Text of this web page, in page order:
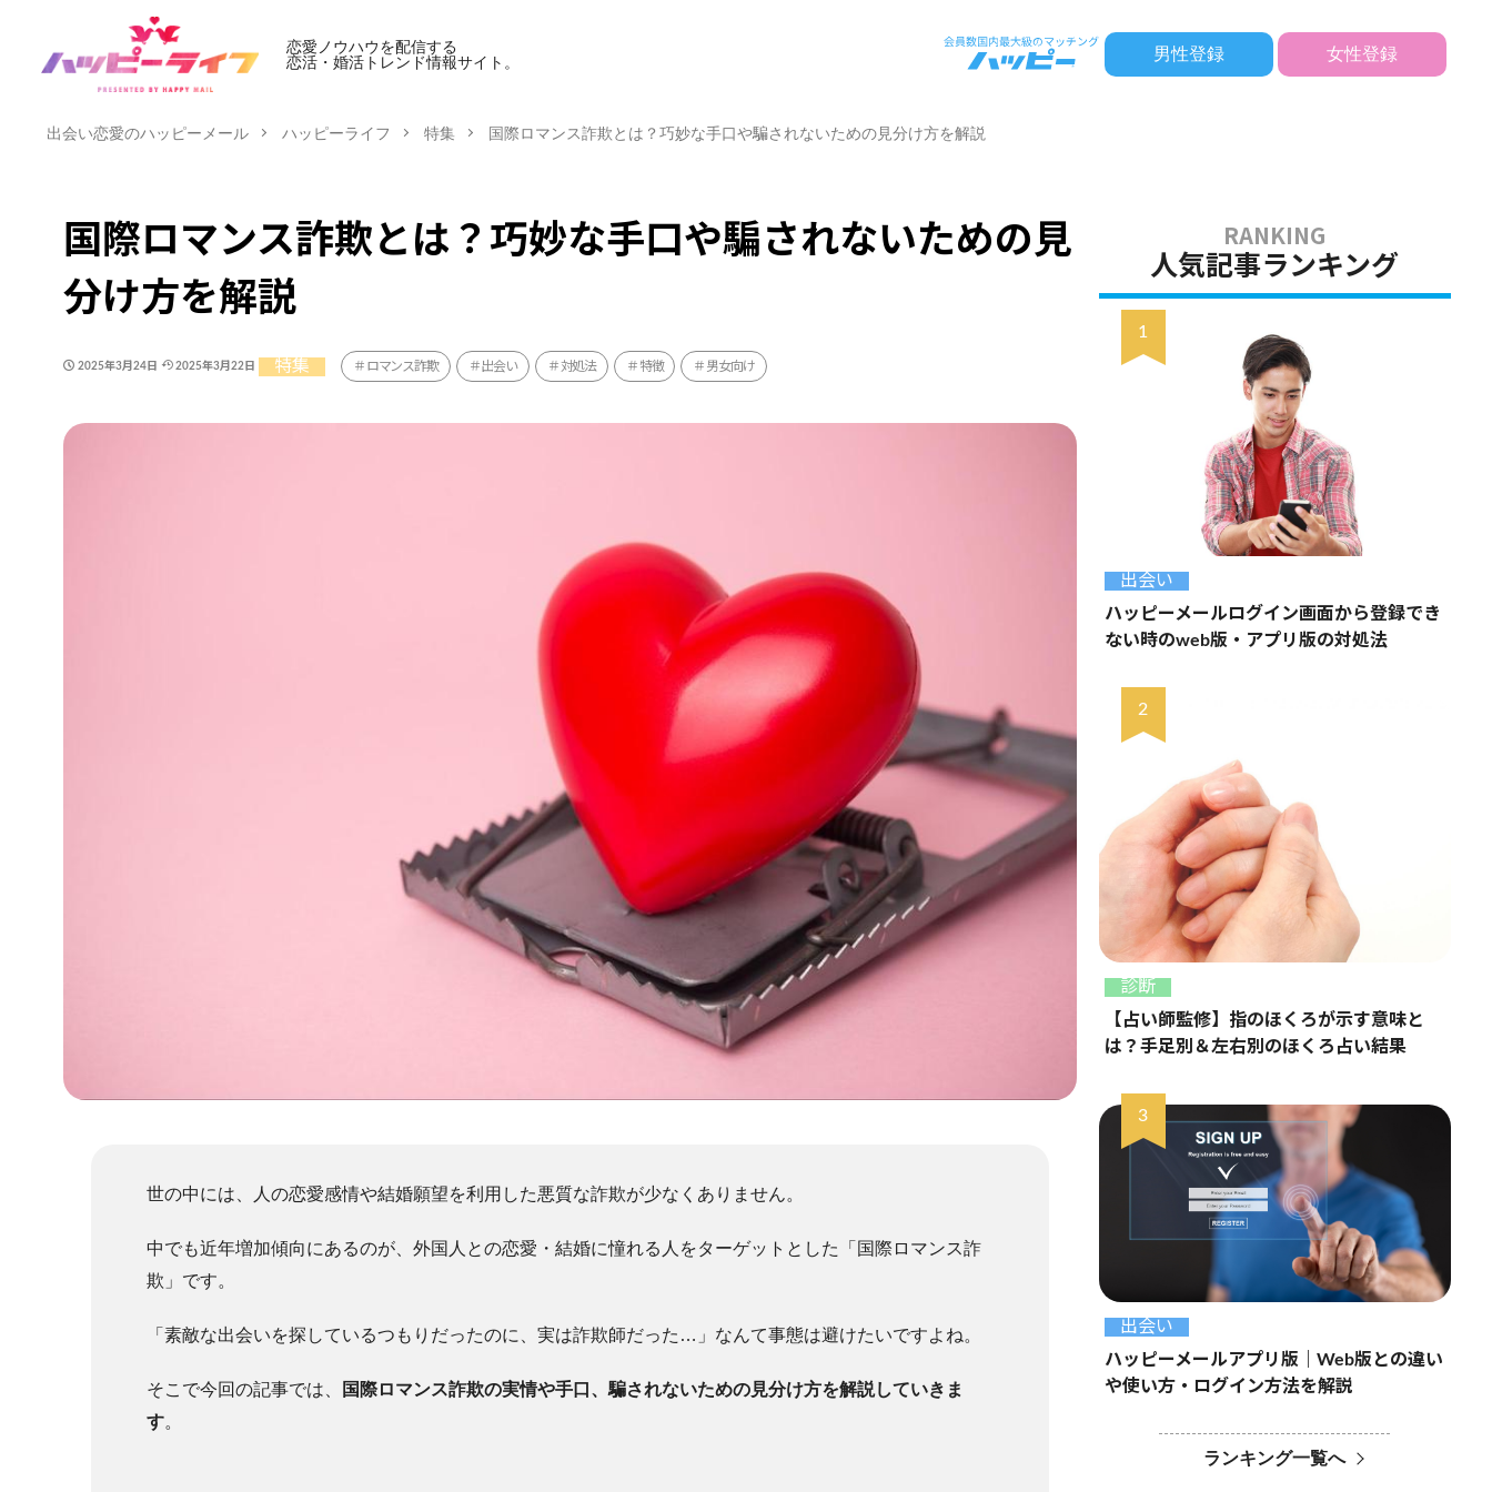
恋愛ノウハウを配信する
恋活・婚活トレンド情報サイト。
男性登録 女性登録
出会い恋愛のハッピーメール ハッピーライフ 特集 国際ロマンス詐欺とは？巧妙な手口や騙されないための見分け方を解説
国際ロマンス詐欺とは？巧妙な手口や騙されないための見
分け方を解説
2025年3月24日 2025年3月22日 特集 ロマンス詐欺 出会い 対処法 特徴 男女向け
世の中には、人の恋愛感情や結婚願望を利用した悪質な詐欺が少なくありません。
中でも近年増加傾向にあるのが、外国人との恋愛・結婚に憧れる人をターゲットとした「国際ロマンス詐
欺」です。
「素敵な出会いを探しているつもりだったのに、実は詐欺師だった…」なんて事態は避けたいですよね。
そこで今回の記事では、
国際ロマンス詐欺の実情や手口、騙されないための見分け方を解説していきま
す。
人気記事ランキング
出会い
ハッピーメールログイン画面から登録でき
ない時のweb版・アプリ版の対処法
診断
【占い師監修】指のほくろが示す意味と
は？手足別＆左右別のほくろ占い結果
出会い
ハッピーメールアプリ版｜Web版との違い
や使い方・ログイン方法を解説
ランキング一覧へ